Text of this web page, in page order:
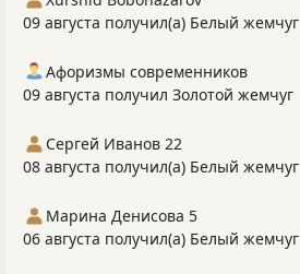
09 августа получил(а) Белый жемчуг
Афоризмы современников
09 августа получил Золотой жемчуг
Сергей Иванов 22
08 августа получил(а) Белый жемчуг
Марина Денисова 5
06 августа получил(а) Белый жемчуг